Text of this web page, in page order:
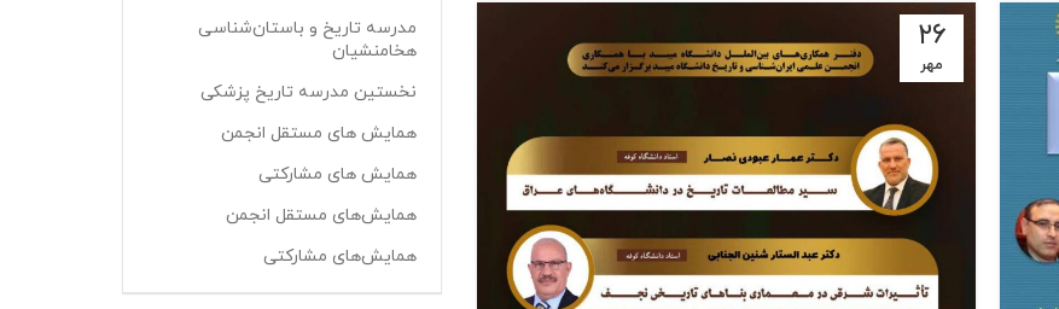
۲۶
مهر
۲۱
مدرسه تاریخ و باستان‌شناسی
هخامنشیان
نخستین مدرسه تاریخ پزشکی
همایش های مستقل انجمن
همایش های مشارکتی
همایش‌های مستقل انجمن
همایش‌های مشارکتی